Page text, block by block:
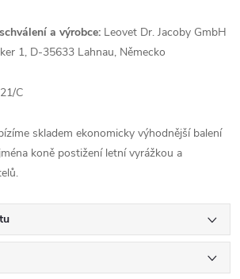
a výrobce: Leovet Dr. Jacoby GmbH
1, D-35633 Lahnau, Německo
C
skladem ekonomicky výhodnější balení
koně postižení letní vyrážkou a